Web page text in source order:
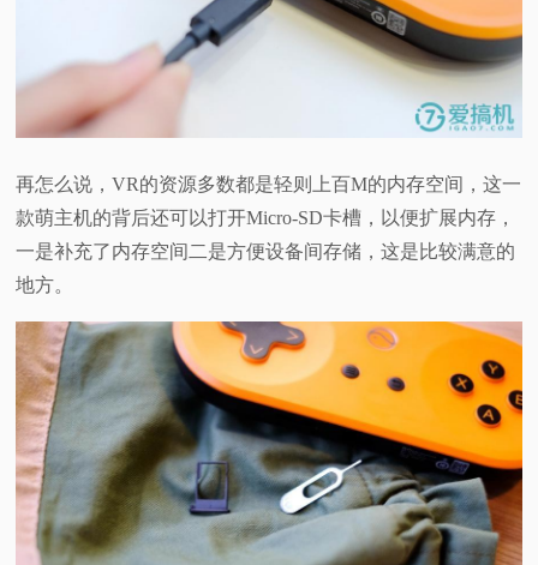
再怎么说，VR的资源多数都是轻则上百M的内存空间，这一
款萌主机的背后还可以打开Micro-SD卡槽，以便扩展内存，
一是补充了内存空间二是方便设备间存储，这是比较满意的
地方。